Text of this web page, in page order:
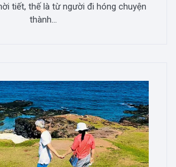
tiết, thế là từ người đi hóng chuyện
thành...